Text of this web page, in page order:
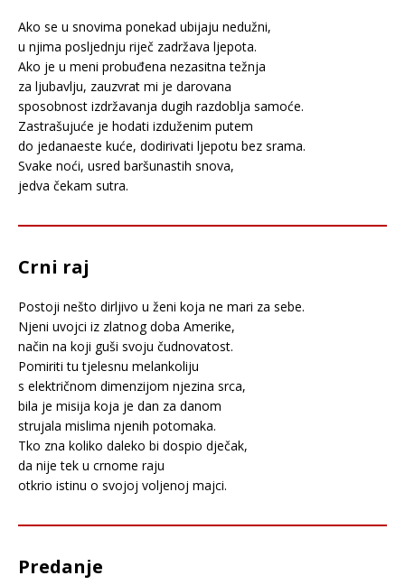
Ako se u snovima ponekad ubijaju nedužni,
u njima posljednju riječ zadržava ljepota.
Ako je u meni probuđena nezasitna težnja
za ljubavlju, zauzvrat mi je darovana
sposobnost izdržavanja dugih razdoblja samoće.
Zastrašujuće je hodati izduženim putem
do jedanaeste kuće, dodirivati ljepotu bez srama.
Svake noći, usred baršunastih snova,
jedva čekam sutra.
Crni raj
Postoji nešto dirljivo u ženi koja ne mari za sebe.
Njeni uvojci iz zlatnog doba Amerike,
način na koji guši svoju čudnovatost.
Pomiriti tu tjelesnu melankoliju
s električnom dimenzijom njezina srca,
bila je misija koja je dan za danom
strujala mislima njenih potomaka.
Tko zna koliko daleko bi dospio dječak,
da nije tek u crnome raju
otkrio istinu o svojoj voljenoj majci.
Predanje